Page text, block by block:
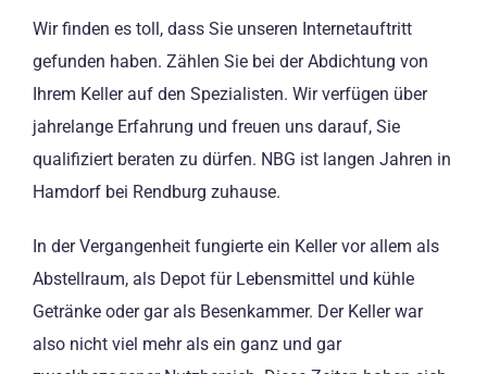
Wir finden es toll, dass Sie unseren Internetauftritt
gefunden haben. Zählen Sie bei der Abdichtung von
Ihrem Keller auf den Spezialisten. Wir verfügen über
jahrelange Erfahrung und freuen uns darauf, Sie
qualifiziert beraten zu dürfen. NBG ist langen Jahren in
Hamdorf bei Rendburg zuhause.
In der Vergangenheit fungierte ein Keller vor allem als
Abstellraum, als Depot für Lebensmittel und kühle
Getränke oder gar als Besenkammer. Der Keller war
also nicht viel mehr als ein ganz und gar